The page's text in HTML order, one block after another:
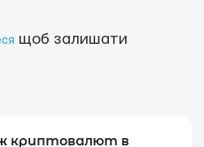
щоб залишати
криптовалют в